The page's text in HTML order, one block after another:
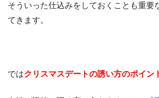
そういった仕込みをしておくことも重要
てきます。
ではクリスマスデートの誘い方のポイン